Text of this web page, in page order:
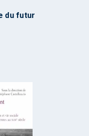
du futur